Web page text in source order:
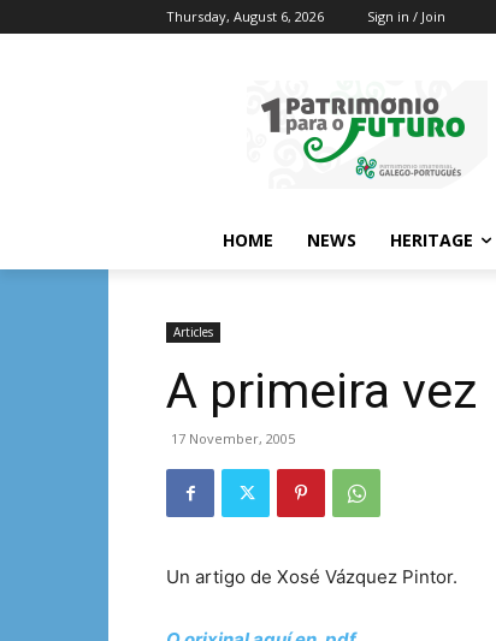
Thursday, August 6, 2026 Sign in / Join
HOME NEWS HERITAGE
Articles
A primeira vez
17 November, 2005
Un artigo de Xosé Vázquez Pintor.